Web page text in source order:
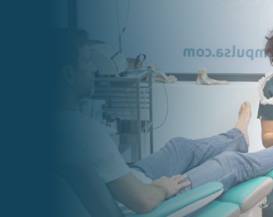
Teléfono
91 820 57 58
Lunes y Jueves: 8:30 – 20:00